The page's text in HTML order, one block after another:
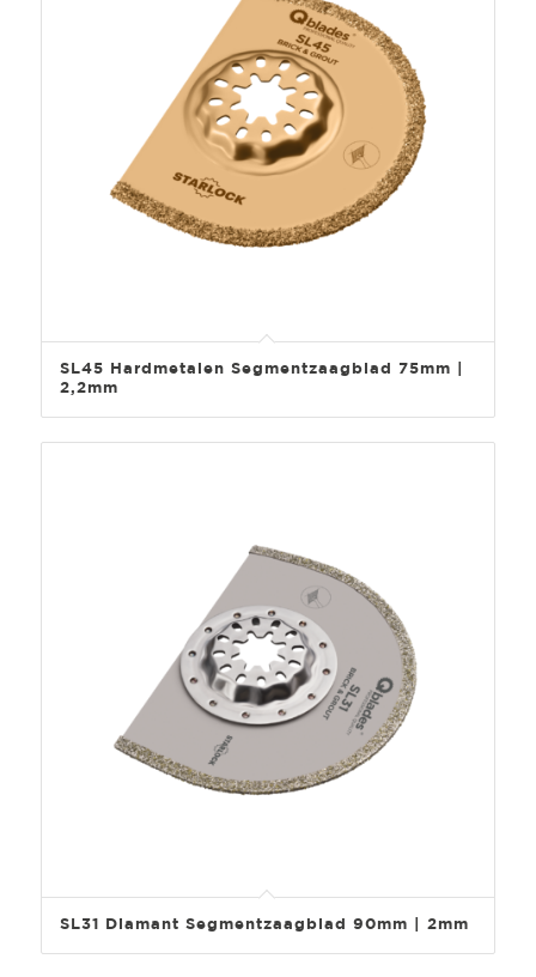
SL45 Hardmetalen Segmentzaagblad 75mm |
2,2mm
SL31 Diamant Segmentzaagblad 90mm | 2mm